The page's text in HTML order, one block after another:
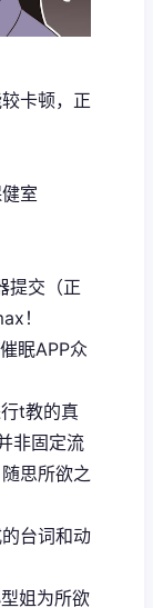
卡顿，正
室
提交（正
！
眠APP众
t教的真
非固定流
思所欲之
台词和动
姐为所欲